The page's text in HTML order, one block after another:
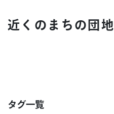
近くのまちの団地
タグ一覧